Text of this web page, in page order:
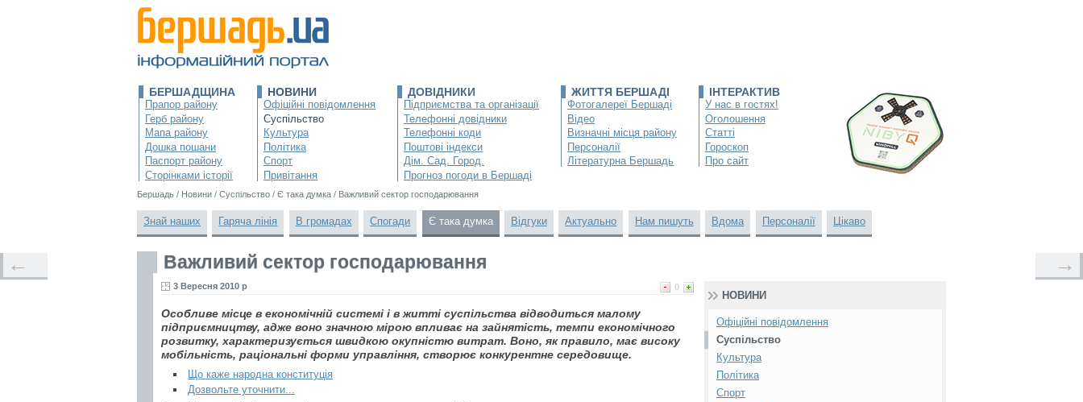
БЕРШАДЩИНА
Прапор району
Герб району
Мапа району
Дошка пошани
Паспорт району
Сторінками історії
НОВИНИ
Офіційні повідомлення
Суспільство
Культура
Політика
Спорт
Привітання
ДОВІДНИКИ
Підприємства та організації
Телефонні довідники
Телефонні коди
Поштові індекси
Дім. Сад. Город.
Прогноз погоди в Бершаді
ЖИТТЯ БЕРШАДІ
Фотогалереї Бершаді
Відео
Визначні місця району
Персоналії
Літературна Бершадь
ІНТЕРАКТИВ
У нас в гостях!
Оголошення
Статті
Гороскоп
Про сайт
Бершадь / Новини / Суспільство / Є така думка / Важливий сектор господарювання
Знай наших Гаряча лінія В громадах Спогади Є така думка Відгуки Актуально Нам пишуть Вдома Персоналії Цікаво
Важливий сектор господарювання
0
3 Вересня 2010 р
Особливе місце в економічній системі і в житті суспільства відводиться малому
підприємництву, адже воно значною мірою впливає на зайнятість, темпи економічного
розвитку, характеризується швидкою окупністю витрат. Воно, як правило, має високу
мобільність, раціональні форми управління, створює конкурентне середовище.
Що каже народна конституція
Дозвольте уточнити...
← →
НОВИНИ
Офіційні повідомлення
Суспільство
Культура
Політика
Спорт